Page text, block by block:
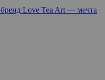
Love Tea Art — мечта